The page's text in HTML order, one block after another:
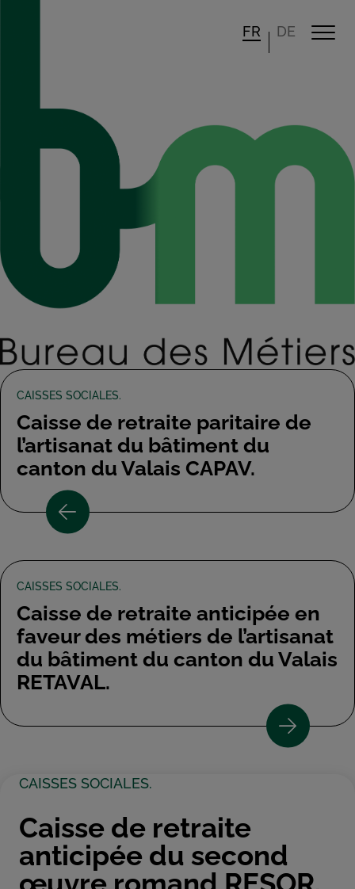
FR DE
CAISSES SOCIALES.
Caisse de retraite paritaire de
l’artisanat du bâtiment du
canton du Valais CAPAV.
CAISSES SOCIALES.
Caisse de retraite anticipée en
faveur des métiers de l’artisanat
du bâtiment du canton du Valais
RETAVAL.
CAISSES SOCIALES.
Caisse de retraite
anticipée du second